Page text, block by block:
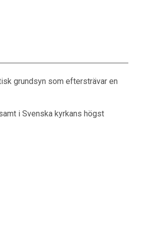
grundsyn som eftersträvar en
i Svenska kyrkans högst